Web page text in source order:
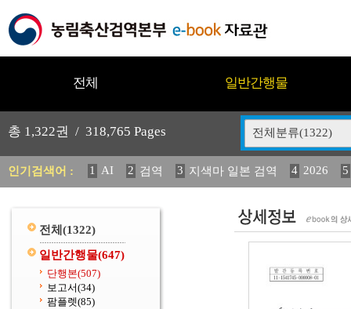
전체 일반간행물
총 1,322권 / 318,765 Pages 전체분류(1322)
인기검색어 : 1 AI 2 검역 3 지색마 일본 검역 4 2026
5
11 2025 12 중독성 식물 도감 13 (2013년도)
전체 (1322)
일반간행물(647)
단행본(507)
보고서(34)
팜플렛(85)